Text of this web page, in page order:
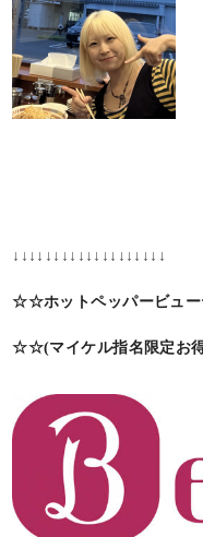
↓↓↓↓↓↓↓↓↓↓↓↓↓↓↓↓↓↓↓
☆☆ホットペッパービュー
☆☆(マイケル指名限定お